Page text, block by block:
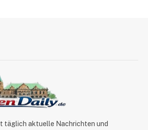
täglich aktuelle Nachrichten und